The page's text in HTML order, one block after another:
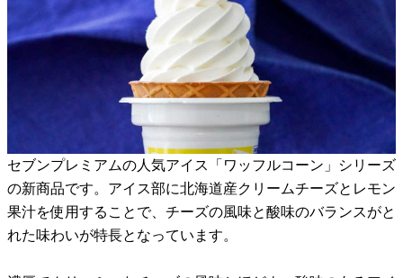
セブンプレミアムの人気アイス「ワッフルコーン」シリーズ
の新商品です。アイス部に北海道産クリームチーズとレモン
果汁を使用することで、チーズの風味と酸味のバランスがと
れた味わいが特長となっています。